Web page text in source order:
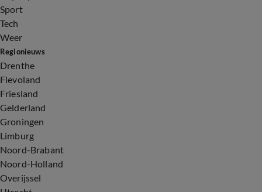
Sport
Tech
Weer
Regionieuws
Drenthe
Flevoland
Friesland
Gelderland
Groningen
Limburg
Noord-Brabant
Noord-Holland
Overijssel